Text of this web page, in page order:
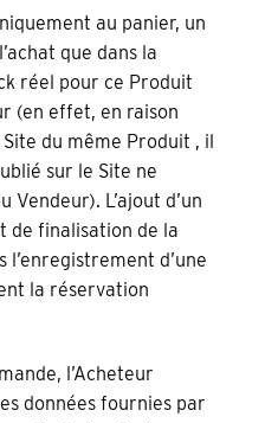
au panier, un
que dans la
réel pour ce Produit
(en effet, en raison
du même Produit , il
sur le Site ne
L’ajout d’un
de finalisation de la
l’enregistrement d’une
la réservation
l’Acheteur
données fournies par